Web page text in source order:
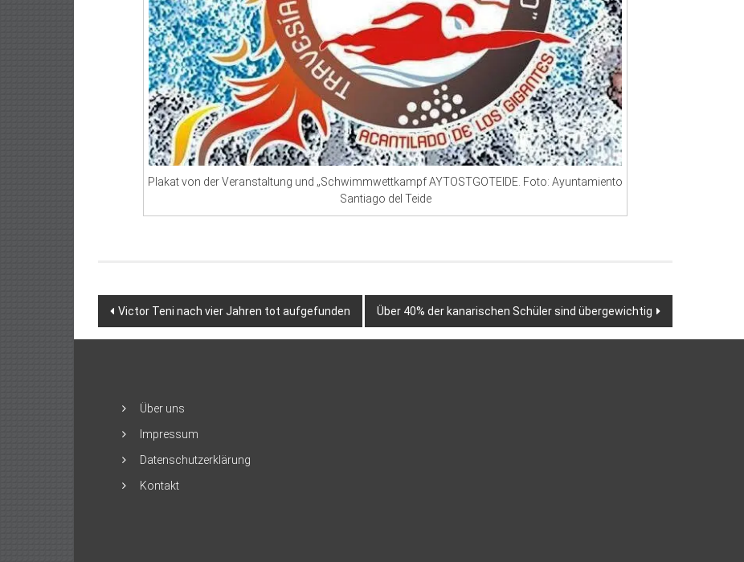
Plakat von der Veranstaltung und „Schwimmwettkampf AYTOSTGOTEIDE. Foto: Ayuntamiento
Santiago del Teide
Beitragsnavigation
Victor Teni nach vier Jahren tot aufgefunden Über 40% der kanarischen Schüler sind übergewichtig
Über uns
Impressum
Datenschutzerklärung
Kontakt